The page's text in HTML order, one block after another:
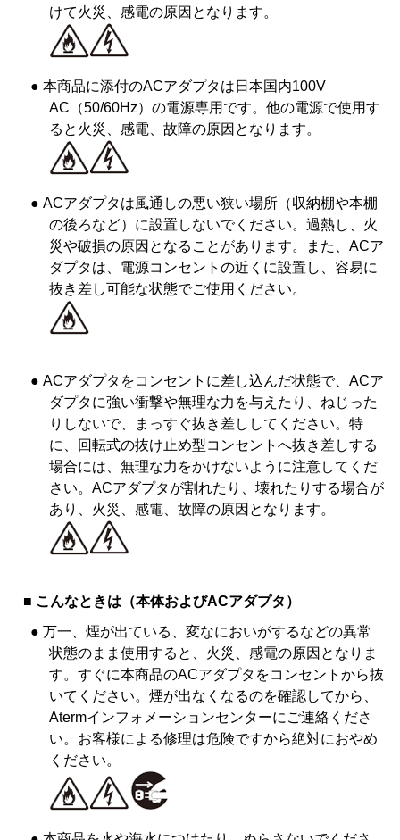
けて火災、感電の原因となります。
● 本商品に添付のACアダプタは日本国内100V
AC（50/60Hz）の電源専用です。他の電源で使用す
ると火災、感電、故障の原因となります。
● ACアダプタは風通しの悪い狭い場所（収納棚や本棚
の後ろなど）に設置しないでください。過熱し、火
災や破損の原因となることがあります。また、ACア
ダプタは、電源コンセントの近くに設置し、容易に
抜き差し可能な状態でご使用ください。
● ACアダプタをコンセントに差し込んだ状態で、ACア
ダプタに強い衝撃や無理な力を与えたり、ねじった
りしないで、まっすぐ抜き差ししてください。特
に、回転式の抜け止め型コンセントへ抜き差しする
場合には、無理な力をかけないように注意してくだ
さい。ACアダプタが割れたり、壊れたりする場合が
あり、火災、感電、故障の原因となります。
■ こんなときは（本体およびACアダプタ）
● 万一、煙が出ている、変なにおいがするなどの異常
状態のまま使用すると、火災、感電の原因となりま
す。すぐに本商品のACアダプタをコンセントから抜
いてください。煙が出なくなるのを確認してから、
Atermインフォメーションセンターにご連絡くださ
い。お客様による修理は危険ですから絶対におやめ
ください。